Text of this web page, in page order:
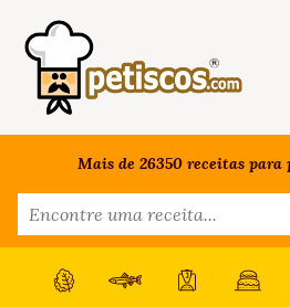
Mais de 26350 receitas